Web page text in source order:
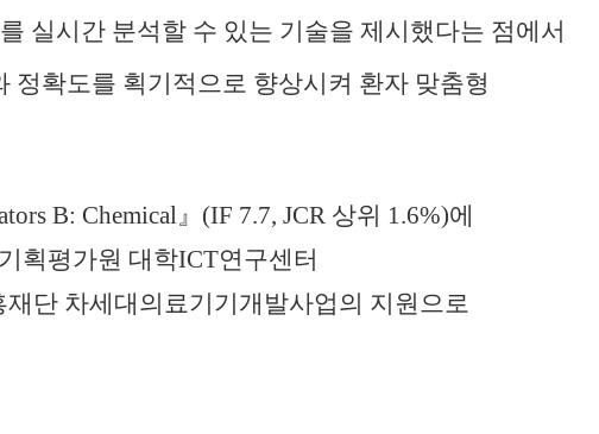
실시간 분석할 수 있는 기술을 제시했다는 점에서
정확도를 획기적으로 향상시켜 환자 맞춤형
B: Chemical』 (IF 7.7, JCR 상위 1.6%)에
획평가원 대학ICT연구센터
단 차세대의료기기개발사업의 지원으로